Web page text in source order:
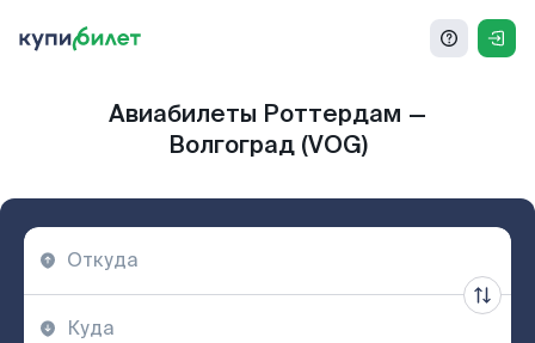
Авиабилеты Роттердам —
Волгоград (VOG)